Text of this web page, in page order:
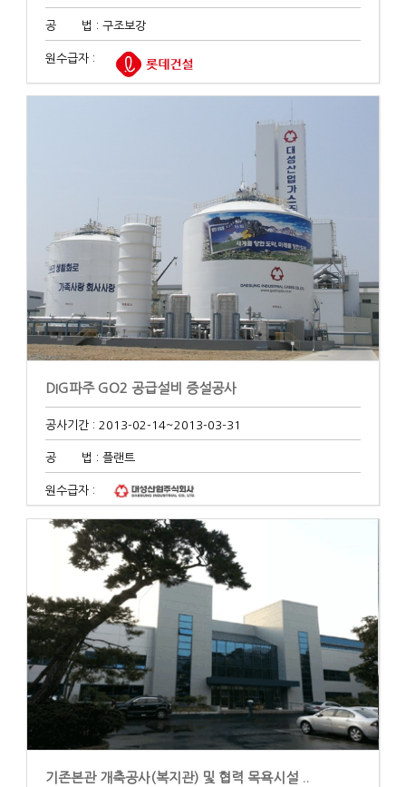
공 법 : 구조보강
원수급자 :
DIG파주 GO2 공급설비 증설공사
공사기간 : 2013-02-14~2013-03-31
공 법 : 플랜트
원수급자 :
기존본관 개축공사(복지관) 및 협력 목욕시설 ..